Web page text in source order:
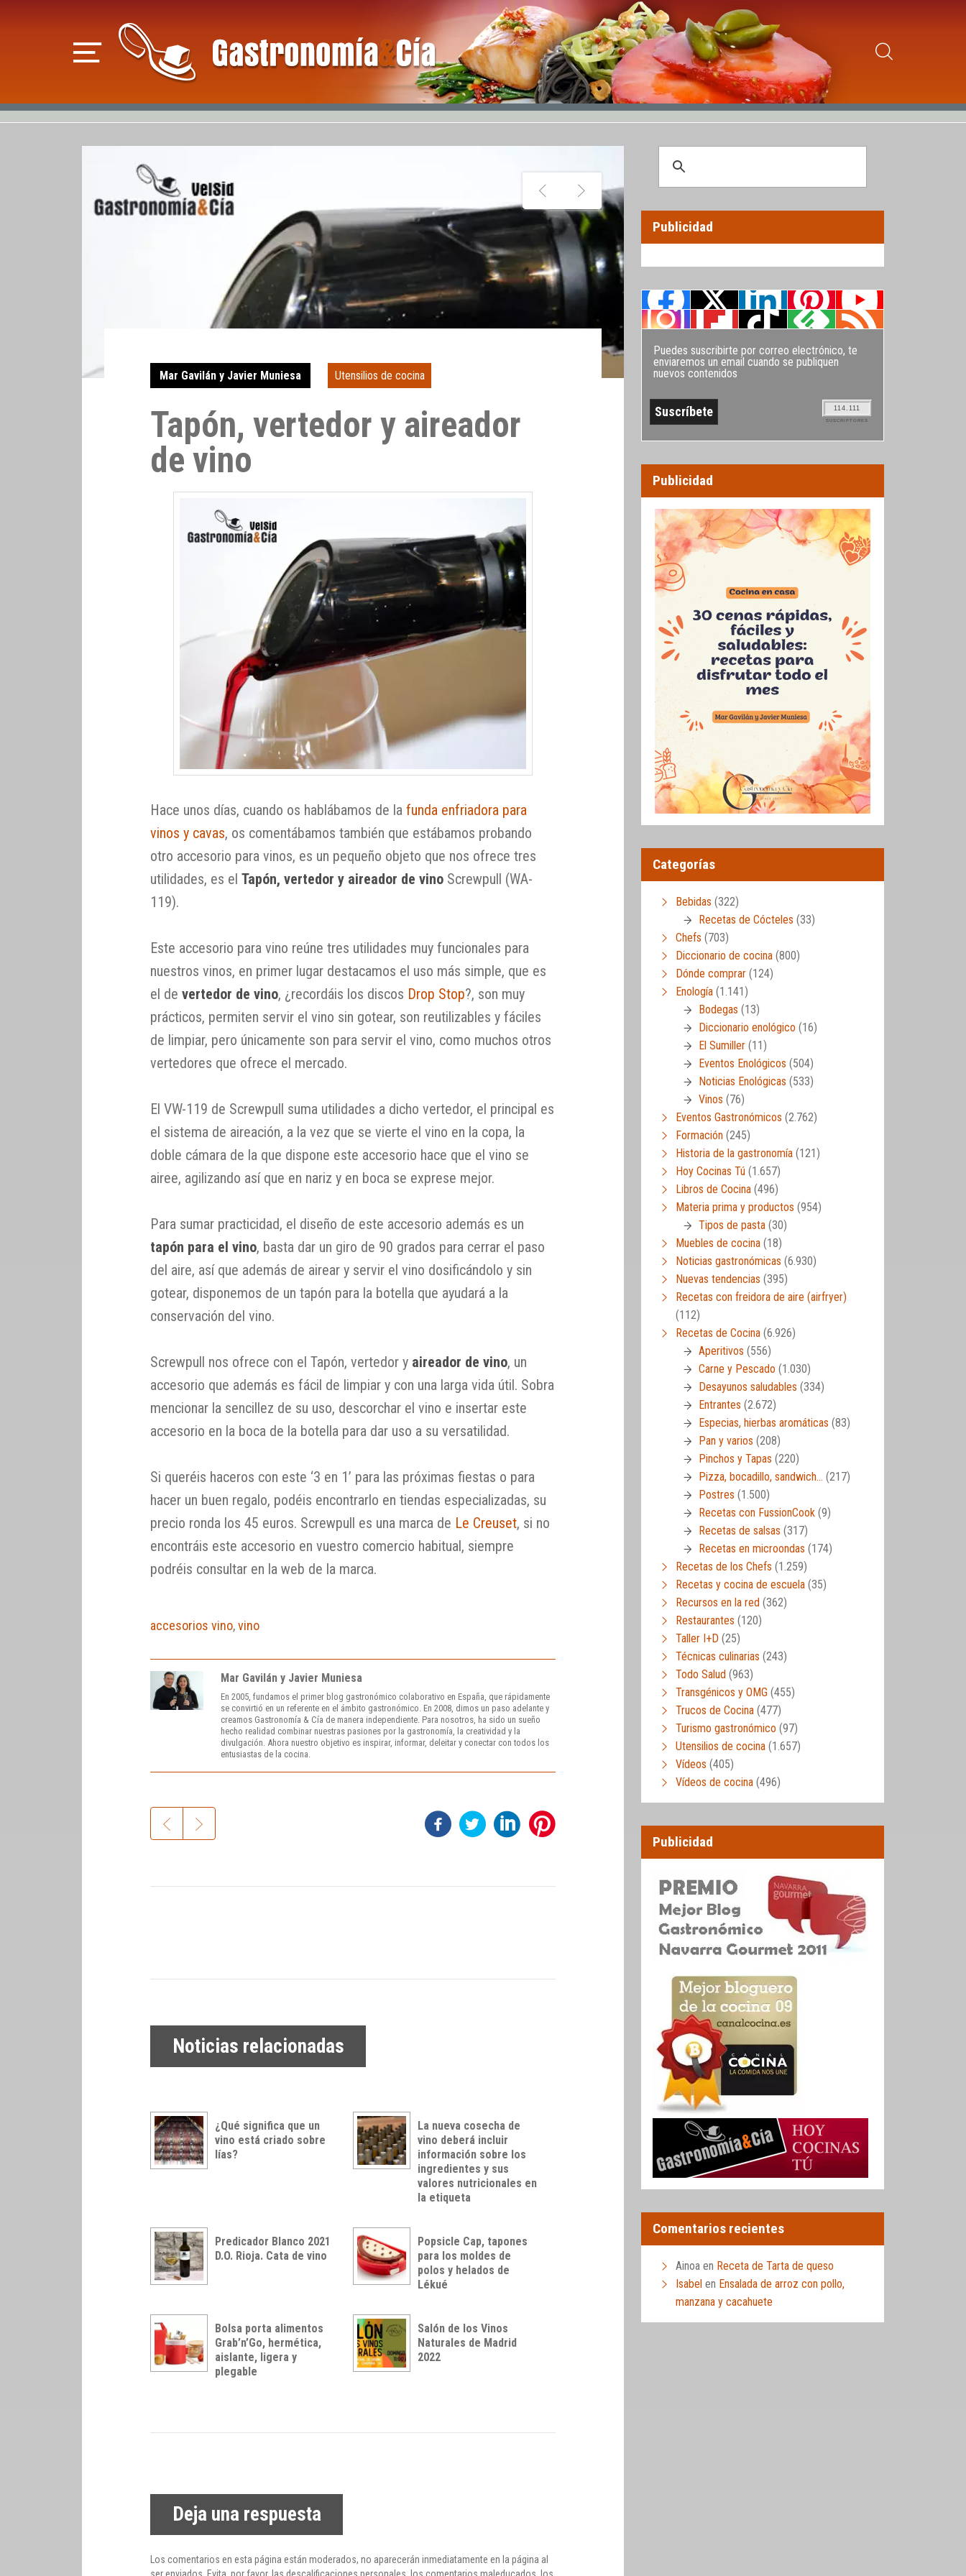
Mar Gavilán y Javier Muniesa Utensilios de cocina
Tapón, vertedor y aireador
de vino
Hace unos días, cuando os hablábamos de lafunda enfriadora para
vinos y cavas, os comentábamos también que estábamos probando
otro accesorio para vinos, es un pequeño objeto que nos ofrece tres
utilidades, es elTapón, vertedor y aireador de vino Screwpull (WA-
119).
Este accesorio para vino reúne tres utilidades muy funcionales para
nuestros vinos, en primer lugar destacamos el uso más simple, que es
el devertedor de vino, ¿recordáis los discos Drop Stop?, son muy
prácticos, permiten servir el vino sin gotear, son reutilizables y fáciles
de limpiar, pero únicamente son para servir el vino, como muchos otros
vertedores que ofrece el mercado.
El VW-119 de Screwpull suma utilidades a dicho vertedor, el principal es
el sistema de aireación, a la vez que se vierte el vino en la copa, la
doble cámara de la que dispone este accesorio hace que el vino se
airee, agilizando así que en nariz y en boca se exprese mejor.
Para sumar practicidad, el diseño de este accesorio además es un
tapón para el vino, basta dar un giro de 90 grados para cerrar el paso
del aire, así que además de airear y servir el vino dosificándolo y sin
gotear, disponemos de un tapón para la botella que ayudará a la
conservación del vino.
Screwpull nos ofrece con el Tapón, vertedor y aireador de vino, un
accesorio que además es fácil de limpiar y con una larga vida útil. Sobra
mencionar la sencillez de su uso, descorchar el vino e insertar este
accesorio en la boca de la botella para dar uso a su versatilidad.
Si queréis haceros con este ‘3 en 1’ para las próximas fiestas o para
hacer un buen regalo, podéis encontrarlo en tiendas especializadas, su
precio ronda los 45 euros. Screwpull es una marca de Le Creuset, si no
encontráis este accesorio en vuestro comercio habitual, siempre
podréis consultar en la web de la marca.
accesorios vino,vino
Mar Gavilán y Javier Muniesa
En 2005, fundamos el primer blog gastronómico colaborativo en España, que rápidamente
se convirtió en un referente en el ámbito gastronómico. En 2008, dimos un paso adelante y
creamos Gastronomía & Cía de manera independiente. Para nosotros, ha sido un sueño
hecho realidad combinar nuestras pasiones por la gastronomía, la creatividad y la
divulgación. Ahora nuestro objetivo es inspirar, informar, deleitar y conectar con todos los
entusiastas de la cocina.
Noticias relacionadas
¿Qué significa que un
vino está criado sobre
lías?
La nueva cosecha de
vino deberá incluir
información sobre los
ingredientes y sus
valores nutricionales en
la etiqueta
Predicador Blanco 2021
D.O. Rioja. Cata de vino
Popsicle Cap, tapones
para los moldes de
polos y helados de
Lékué
Bolsa porta alimentos
Grab’n’Go, hermética,
aislante, ligera y
plegable
Salón de los Vinos
Naturales de Madrid
2022
Deja una respuesta
Los comentarios en esta página están moderados, no aparecerán inmediatamente en la página al
Publicidad
Puedes suscribirte por correo electrónico, te
enviaremos un email cuando se publiquen
nuevos contenidos
114.111
SUSCRIPTORES
Publicidad
Categorías
Bebidas (322)
Recetas de Cócteles (33)
Chefs (703)
Diccionario de cocina (800)
Dónde comprar (124)
Enología (1.141)
Bodegas (13)
Diccionario enológico (16)
El Sumiller (11)
Eventos Enológicos (504)
Noticias Enológicas (533)
Vinos (76)
Eventos Gastronómicos (2.762)
Formación (245)
Historia de la gastronomía (121)
Hoy Cocinas Tú (1.657)
Libros de Cocina (496)
Materia prima y productos (954)
Tipos de pasta (30)
Muebles de cocina (18)
Noticias gastronómicas (6.930)
Nuevas tendencias (395)
Recetas con freidora de aire (airfryer)
(112)
Recetas de Cocina (6.926)
Aperitivos (556)
Carne y Pescado (1.030)
Desayunos saludables (334)
Entrantes (2.672)
Especias, hierbas aromáticas (83)
Pan y varios (208)
Pinchos y Tapas (220)
Pizza, bocadillo, sandwich… (217)
Postres (1.500)
Recetas con FussionCook (9)
Recetas de salsas (317)
Recetas en microondas (174)
Recetas de los Chefs (1.259)
Recetas y cocina de escuela (35)
Recursos en la red (362)
Restaurantes (120)
Taller I+D (25)
Técnicas culinarias (243)
Todo Salud (963)
Transgénicos y OMG (455)
Trucos de Cocina (477)
Turismo gastronómico (97)
Utensilios de cocina (1.657)
Vídeos (405)
Vídeos de cocina (496)
Publicidad
Comentarios recientes
Ainoa en Receta de Tarta de queso
Isabel en Ensalada de arroz con pollo,
manzana y cacahuete